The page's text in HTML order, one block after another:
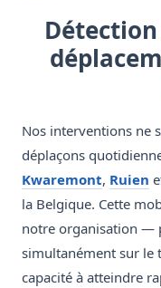
Nos interventions ne
déplaçons
Kwaremont, Ruien
la Belgique. Cette
notre organisation —
simultanément sur le
capacité à atteindre